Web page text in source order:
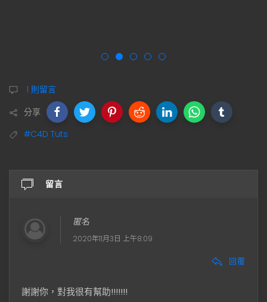
1 則留言
分享
#C4D Tuts
留言
匿名
2020年11月3日 上午8:09
回覆
謝謝你，對我很有幫助!!!!!!!